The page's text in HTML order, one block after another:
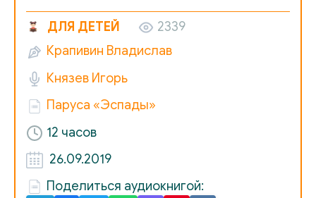
02_03_Pustoy dom
ДЛЯ ДЕТЕЙ
2339
Крапивин Владислав
Князев Игорь
Паруса «Эспады»
12 часов
26.09.2019
Поделиться аудиокнигой: